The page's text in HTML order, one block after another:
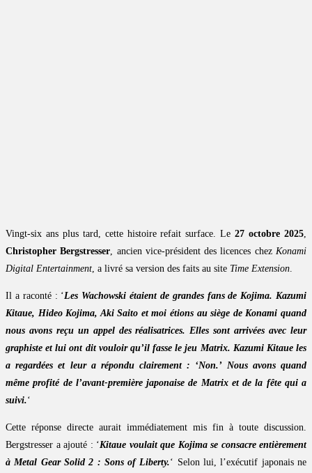
Vingt-six ans plus tard, cette histoire refait surface. Le27 octobre 2025
Christopher Bergstresser , ancien vice-président des licences chez Konami
Digital Entertainment , a livré sa version des faits au site Time Extension
Il a raconté : ‘Les Wachowski étaient de grandes fans de Kojima. Kazumi
Kitaue, Hideo Kojima, Aki Saito et moi étions au siège de Konami quand
nous avons reçu un appel des réalisatrices. Elles sont arrivées avec leur
graphiste et lui ont dit vouloir qu’il fasse le jeu Matrix. Kazumi Kitaue les
a regardées et leur a répondu clairement : ‘Non.’ Nous avons quand
même profité de l’avant-première japonaise de Matrix et de la fête qui a
suivi.‘
Cette réponse directe aurait immédiatement mis fin à toute discussion.
Bergstresser a ajouté : ‘Kitaue voulait que Kojima se consacre entièrement
à Metal Gear Solid 2 : Sons of Liberty.‘ Selon lui, l’exécutif japonais ne